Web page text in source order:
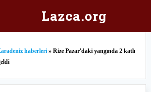
Lazca.org
haberleri » Rize Pazar'daki yangında 2 katlı